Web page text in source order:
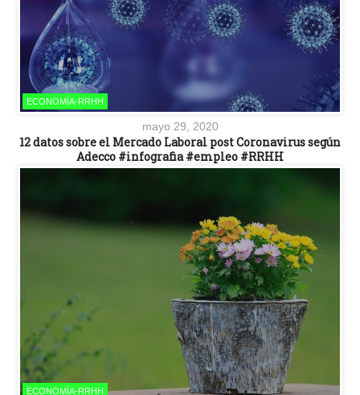
ECONOMÍA-RRHH
mayo 29, 2020
12 datos sobre el Mercado Laboral post Coronavirus según
Adecco #infografia #empleo #RRHH
ECONOMÍA-RRHH